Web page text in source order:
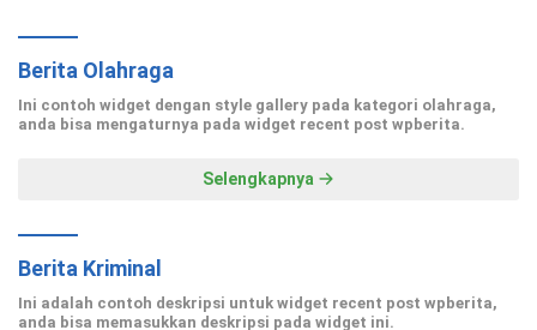
Berita Olahraga
Ini contoh widget dengan style gallery pada kategori olahraga,
anda bisa mengaturnya pada widget recent post wpberita.
Selengkapnya
Berita Kriminal
Ini adalah contoh deskripsi untuk widget recent post wpberita,
anda bisa memasukkan deskripsi pada widget ini.